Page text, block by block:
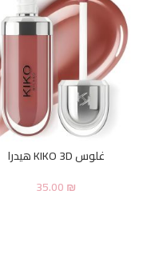
غلوس KIKO 3D هيدرا
35.00₪